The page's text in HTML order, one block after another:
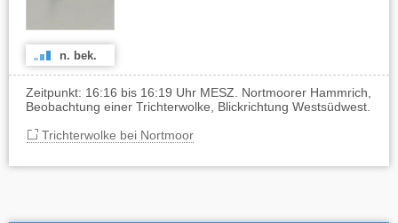
n. bek.
Zeitpunkt: 16:16 bis 16:19 Uhr MESZ. Nortmoorer Hammrich,
Beobachtung einer Trichterwolke, Blickrichtung Westsüdwest.
Trichterwolke bei Nortmoor